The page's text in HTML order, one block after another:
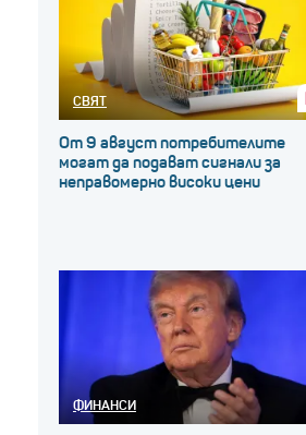
СВЯТ
От 9 август потребителите
могат да подават сигнали за
неправомерно високи цени
ФИНАНСИ